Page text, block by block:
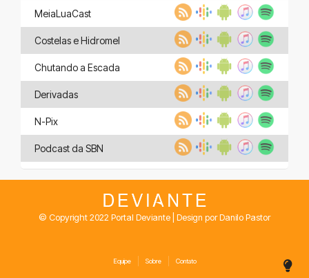
MeiaLuaCast
Costelas e Hidromel
Chutando a Escada
Derivadas
N-Pix
Podcast da SBN
© Copyright 2022 Portal Deviante | Design por Danilo Pastor
Equipe Sobre Contato